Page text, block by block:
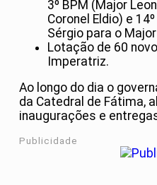
3º BPM (Major
Coronel Eldio) e
Sérgio para o
Lotação de 60
Imperatriz.
Ao longo do dia o
da Catedral de Fátima,
inaugurações e
Publicidade